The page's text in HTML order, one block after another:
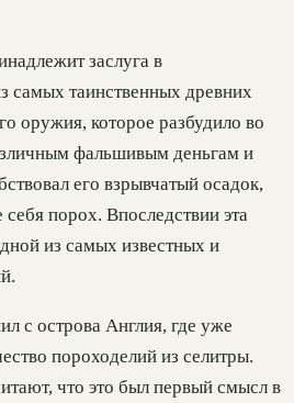
заслуга в
самых таинственных древних
оружия, которое разбудило во
фальшивым деньгам и
его взрывчатый осадок,
себя порох. Впоследствии эта
из самых известных и
с острова Англия, где уже
пороходелий из селитры.
что это был первый смысл в